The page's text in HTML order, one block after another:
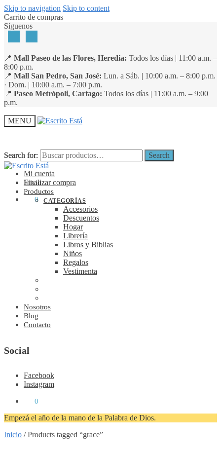
Skip to navigation Skip to content
Carrito de compras
Síguenos
📍 Mall Paseo de las Flores, Heredia: Todos los días | 11:00 a.m. –
8:00 p.m.
📍 Mall San Pedro, San José: Lun. a Sáb. | 10:00 a.m. – 8:00 p.m.
· Dom. | 10:00 a.m. – 7:00 p.m.
📍 Paseo Metrópoli, Cartago: Todos los días | 11:00 a.m. – 9:00
p.m.
MENU
Search for: Search
Mi cuenta
Finalizar compra
0
Search for: Search
Inicio
Productos
CATEGORÍAS
Accesorios
Descuentos
Hogar
Librería
Libros y Biblias
Niños
Regalos
Vestimenta
Nosotros
Blog
Contacto
Social
Facebook
Instagram
0
Empezá el año de la mano de la Palabra de Dios.
Inicio /Products tagged “grace”